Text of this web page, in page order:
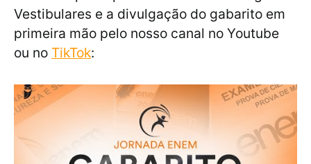
Vestibulares e a divulgação do gabarito em
primeira mão pelo nosso canal no Youtube
ou no TikTok: